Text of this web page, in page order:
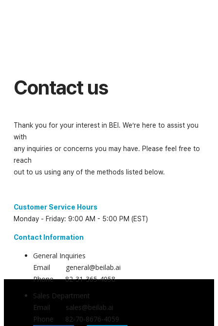
Contact us
Thank you for your interest in BEI. We’re here to assist you
with
any inquiries or concerns you may have. Please feel free to
reach
out to us using any of the methods listed below.
Customer Service Hours
Monday - Friday: 9:00 AM - 5:00 PM (EST)
Contact Information
General Inquiries
Email general@beilab.ai
Phone 82-31-365-4058
Sales Department
Email sales@beilab.ai
Phone 82-70-8676-4059